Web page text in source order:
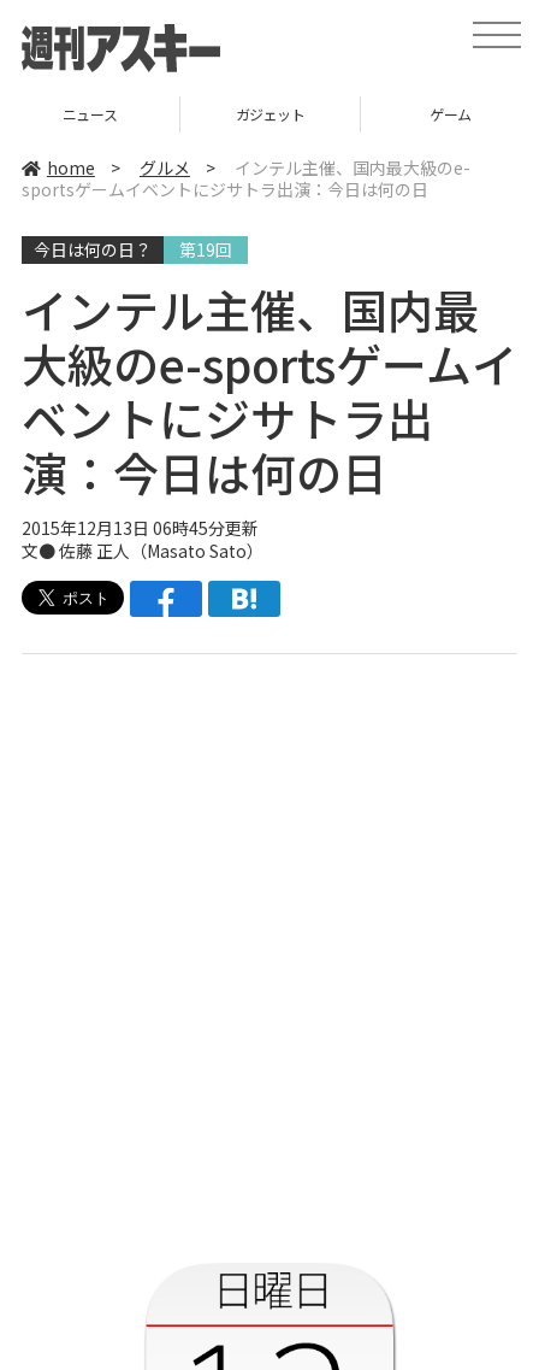
t
o
ニュース ガジェット ゲーム
home > グルメ >
インテル主催、国内最大級のe-
sportsゲームイベントにジサトラ出演：今日は何の日
今日は何の日？ 第19回
インテル主催、国内最
大級のe-sportsゲームイ
ベントにジサトラ出
演：今日は何の日
2015年12月13日 06時45分更新
文●佐藤 正人（Masato Sato）